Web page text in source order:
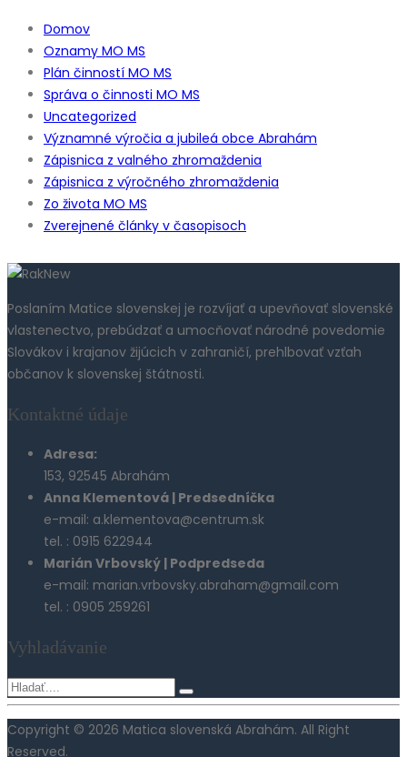
Domov
Oznamy MO MS
Plán činností MO MS
Správa o činnosti MO MS
Uncategorized
Významné výročia a jubileá obce Abrahám
Zápisnica z valného zhromaždenia
Zápisnica z výročného zhromaždenia
Zo života MO MS
Zverejnené články v časopisoch
Poslaním Matice slovenskej je rozvíjať a upevňovať slovenské
vlastenectvo, prebúdzať a umocňovať národné povedomie
Slovákov i krajanov žijúcich v zahraničí, prehlbovať vzťah
občanov k slovenskej štátnosti.
Kontaktné údaje
Adresa:
153, 92545 Abrahám
Anna Klementová | Predsedníčka
e-mail: a.klementova@centrum.sk
tel. : 0915 622944
Marián Vrbovský | Podpredseda
e-mail: marian.vrbovsky.abraham@gmail.com
tel. : 0905 259261
Vyhladávanie
Copyright © 2026 Matica slovenská Abrahám. All Right
Reserved.